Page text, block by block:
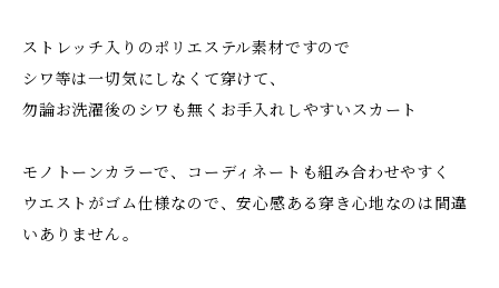
ストレッチ入りのポリエステル素材ですので
シワ等は一切気にしなくて穿けて、
勿論お洗濯後のシワも無くお手入れしやすいスカート
モノトーンカラーで、コーディネートも組み合わせやすく
ウエストがゴム仕様なので、安心感ある穿き心地なのは間違
いありません。